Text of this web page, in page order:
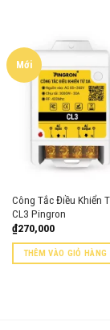
Mới
Công Tắc Điều Khiển
CL3 Pingron
₫270,000
THÊM VÀO GIỎ HÀNG